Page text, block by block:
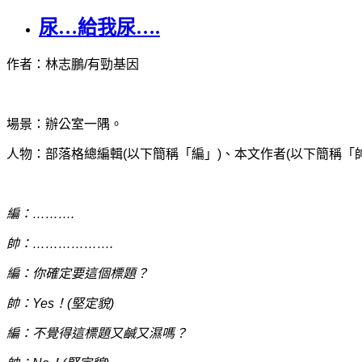
尿…給我尿….
作者：林志鵬/有勁基因
場景：辦公室一隅。
人物：部落格總編輯(以下簡稱「編」)、本文作者(以下簡稱「
編：……….
帥：……………….
編：你確定要這個標題？
帥：Yes！(堅定貌)
編：不覺得這標題又鹹又濕嗎？